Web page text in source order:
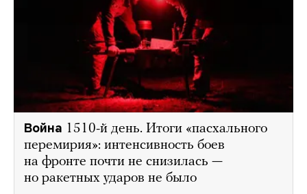
Война 1510-й день. Итоги «пасхального
перемирия»: интенсивность боев
на фронте почти не снизилась —
но ракетных ударов не было